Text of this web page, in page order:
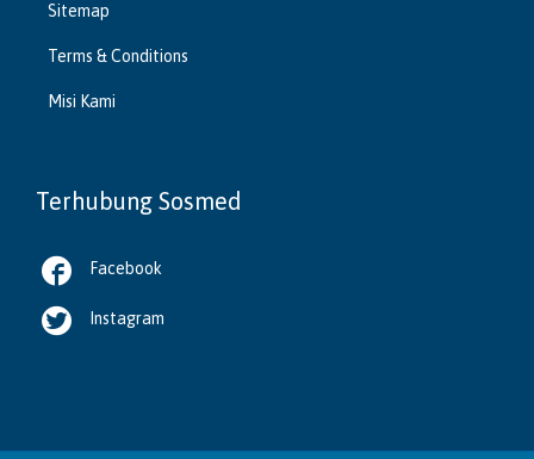
Sitemap
Terms & Conditions
Misi Kami
Terhubung Sosmed
 Facebook
 Instagram